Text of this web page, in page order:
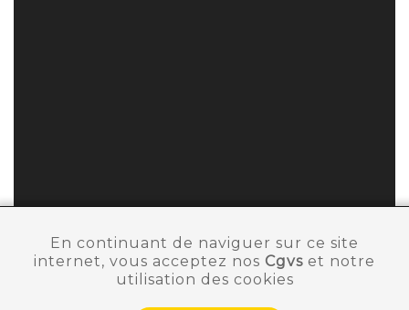
En continuant de naviguer sur ce site
internet, vous acceptez nos Cgvs et notre
utilisation des cookies